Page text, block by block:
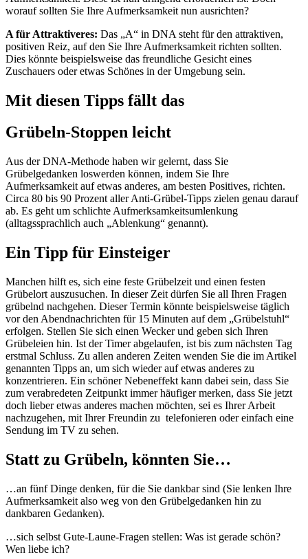
worauf sollten Sie Ihre Aufmerksamkeit nun ausrichten?
A für Attraktiveres: Das „A“ in DNA steht für den attraktiven,
positiven Reiz, auf den Sie Ihre Aufmerksamkeit richten sollten.
Dies könnte beispielsweise das freundliche Gesicht eines
Zuschauers oder etwas Schönes in der Umgebung sein.
Mit diesen Tipps fällt das
Grübeln-Stoppen leicht
Aus der DNA-Methode haben wir gelernt, dass Sie
Grübelgedanken loswerden können, indem Sie Ihre
Aufmerksamkeit auf etwas anderes, am besten Positives, richten.
Circa 80 bis 90 Prozent aller Anti-Grübel-Tipps zielen genau darauf
ab. Es geht um schlichte Aufmerksamkeitsumlenkung
(alltagssprachlich auch „Ablenkung“ genannt).
Ein Tipp für Einsteiger
Manchen hilft es, sich eine feste Grübelzeit und einen festen
Grübelort auszusuchen. In dieser Zeit dürfen Sie all Ihren Fragen
grübelnd nachgehen. Dieser Termin könnte beispielsweise täglich
vor den Abendnachrichten für 15 Minuten auf dem „Grübelstuhl“
erfolgen. Stellen Sie sich einen Wecker und geben sich Ihren
Grübeleien hin. Ist der Timer abgelaufen, ist bis zum nächsten Tag
erstmal Schluss. Zu allen anderen Zeiten wenden Sie die im Artikel
genannten Tipps an, um sich wieder auf etwas anderes zu
konzentrieren. Ein schöner Nebeneffekt kann dabei sein, dass Sie
zum verabredeten Zeitpunkt immer häufiger merken, dass Sie jetzt
doch lieber etwas anderes machen möchten, sei es Ihrer Arbeit
nachzugehen, mit Ihrer Freundin zu telefonieren oder einfach eine
Sendung im TV zu sehen.
Statt zu Grübeln, könnten Sie…
…an fünf Dinge denken, für die Sie dankbar sind (Sie lenken Ihre
Aufmerksamkeit also weg von den Grübelgedanken hin zu
dankbaren Gedanken).
…sich selbst Gute-Laune-Fragen stellen: Was ist gerade schön?
Wen liebe ich?